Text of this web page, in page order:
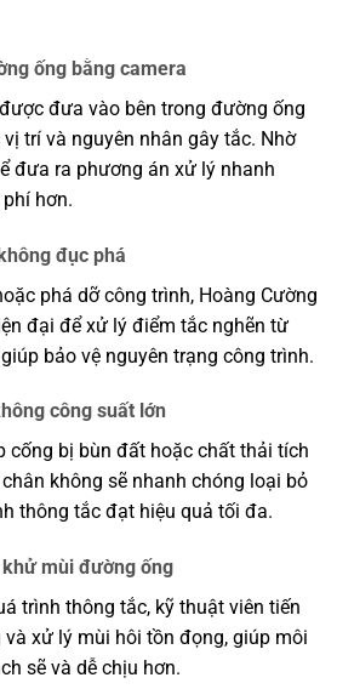
ống bằng camera
đưa vào bên trong đường ống
trí và nguyên nhân gây tắc. Nhờ
đưa ra phương án xử lý nhanh
hơn.
đục phá
phá dỡ công trình, Hoàng Cường
đại để xử lý điểm tắc nghẽn từ
bảo vệ nguyên trạng công trình.
công suất lớn
cống bị bùn đất hoặc chất thải tích
không sẽ nhanh chóng loại bỏ
thông tắc đạt hiệu quả tối đa.
mùi đường ống
trình thông tắc, kỹ thuật viên tiến
và xử lý mùi hôi tồn đọng, giúp môi
sẽ và dễ chịu hơn.